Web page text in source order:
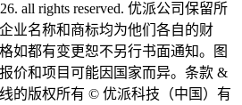
all rights reserved. 优派公司保留所
业名称和商标均为他们各自的财
如都有变更恕不另行书面通知。图
价和项目可能因国家而异。条款 &
的版权所有 © 优派科技（中国）有